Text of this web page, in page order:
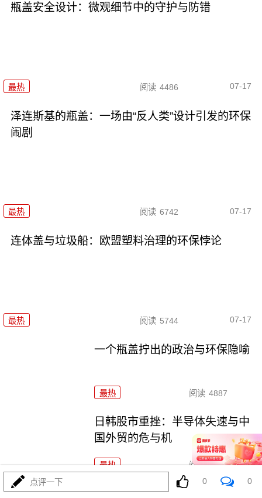
瓶盖安全设计：微观细节中的守护与防错
最热 阅读 4486 07-17
泽连斯基的瓶盖：一场由“反人类”设计引发的环保
闹剧
最热 阅读 6742 07-17
连体盖与垃圾船：欧盟塑料治理的环保悖论
最热 阅读 5744 07-17
一个瓶盖拧出的政治与环保隐喻
最热 阅读 4887
日韩股市重挫：半导体失速与中
国外贸的危与机
最热 阅读 6736
日韩股市重挫：全球资本市场的
点评一下 0 0